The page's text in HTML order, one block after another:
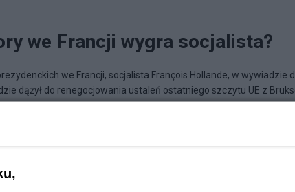
we Francji wygra socjalista?
we Francji, socjalista François Hollande, w wywiadzie
dążył do renegocjowania ustaleń ostatniego szczytu UE z